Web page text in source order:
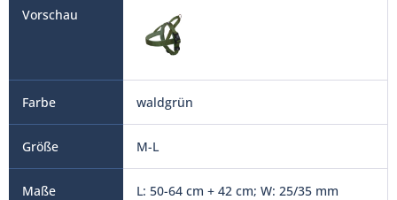
waldgrün
M-L
L: 50-64 cm + 42 cm; W: 25/35 mm